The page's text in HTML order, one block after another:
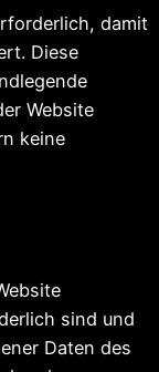
damit
Diese
Website
keine
sind und
Daten des